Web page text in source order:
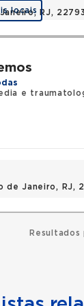
RJ,
locais
e
de Janeiro, RJ,
Resultados